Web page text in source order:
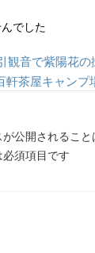
でした
観音で紫陽花の
軒茶屋キャン
公開されること
須項目です